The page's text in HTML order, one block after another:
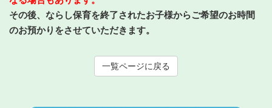
その後、ならし保育を終了されたお子様からご希望のお時間
のお預かりをさせていただきます。
一覧ページに戻る